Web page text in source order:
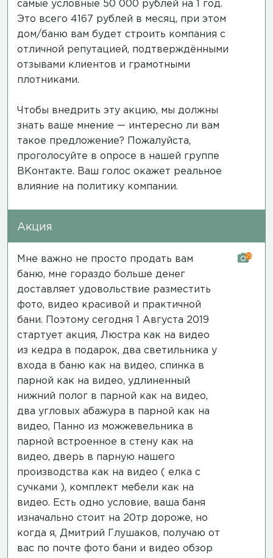
самые условные 50 000 рублей на 1 год.
Это всего 4167 рублей в месяц, при этом
дом/баню вам будет строить компания с
отличной репутацией, подтверждёнными
отзывами клиентов и грамотными
плотниками.
Чтобы внедрить эту акцию, мы должны
знать ваше мнение — интересно ли вам
такое предложение? Пожалуйста,
проголосуйте в опросе в нашей группе
ВКонтакте. Ваш голос окажет реальное
влияние на политику компании.
Акция
Мне важно не просто продать вам
баню, мне гораздо больше денег
доставляет удовольствие разместить
фото, видео красивой и практичной
бани. Поэтому сегодня 1 Августа 2019
стартует акция, Люстра как на видео
из кедра в подарок, два светильника у
входа в баню как на видео, спинка в
парной как на видео, удлиненный
нижний полог в парной как на видео,
два угловых абажура в парной как на
видео, Панно из можжевельника в
парной встроенное в стену как на
видео, дверь в парную нашего
производства как на видео ( елка с
сучками ), комплект мебели как на
видео. Есть одно условие, ваша баня
изначально стоит на 20тр дороже, но
когда я, Дмитрий Глушаков, получаю от
вас по почте фото бани и видео обзор
29